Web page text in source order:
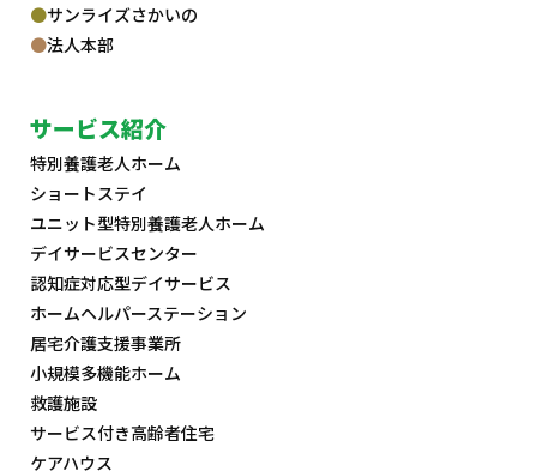
サンライズさかいの
法人本部
サービス紹介
特別養護老人ホーム
ショートステイ
ユニット型特別養護老人ホーム
デイサービスセンター
認知症対応型デイサービス
ホームヘルパーステーション
居宅介護支援事業所
小規模多機能ホーム
救護施設
サービス付き高齢者住宅
ケアハウス